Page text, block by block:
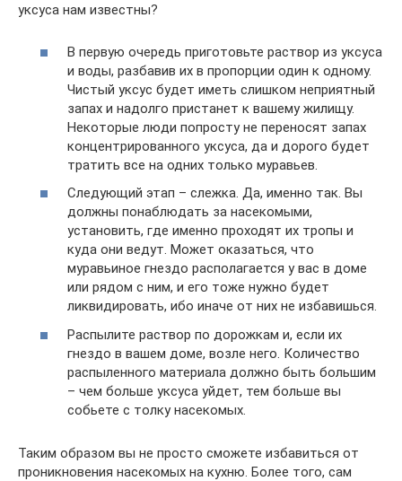
уксуса нам известны?
В первую очередь приготовьте раствор из уксуса
и воды, разбавив их в пропорции один к одному.
Чистый уксус будет иметь слишком неприятный
запах и надолго пристанет к вашему жилищу.
Некоторые люди попросту не переносят запах
концентрированного уксуса, да и дорого будет
тратить все на одних только муравьев.
Следующий этап – слежка. Да, именно так. Вы
должны понаблюдать за насекомыми,
установить, где именно проходят их тропы и
куда они ведут. Может оказаться, что
муравьиное гнездо располагается у вас в доме
или рядом с ним, и его тоже нужно будет
ликвидировать, ибо иначе от них не избавишься.
Распылите раствор по дорожкам и, если их
гнездо в вашем доме, возле него. Количество
распыленного материала должно быть большим
– чем больше уксуса уйдет, тем больше вы
собьете с толку насекомых.
Таким образом вы не просто сможете избавиться от
проникновения насекомых на кухню. Более того, сам